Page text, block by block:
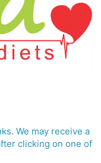
We may receive a
clicking on one of